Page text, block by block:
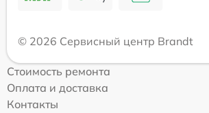
© 2026 Сервисный центр Brandt
Стоимость ремонта
Оплата и доставка
Контакты